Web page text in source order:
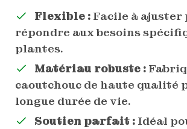
Flexible : Facile à ajuster
répondre aux besoins
plantes.
Matériau robuste :
caoutchouc de haute qualité
longue durée de vie.
Soutien parfait : Idéal